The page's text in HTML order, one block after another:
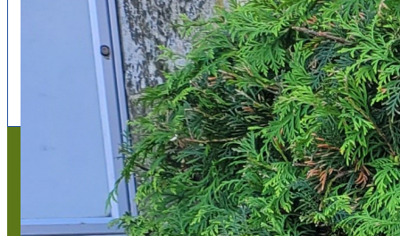
Follow us
facebook
instagram
Mentions légales
Mentions légales
Titre du texte
Texte d'essai